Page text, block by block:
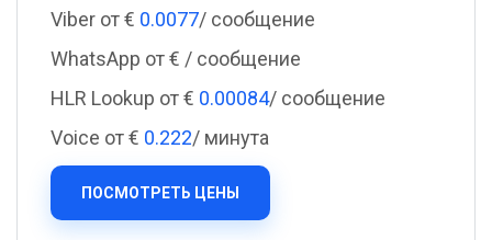
Viber от € 0.0077/ сообщение
WhatsApp от € / сообщение
HLR Lookup от € 0.00084/ сообщение
Voice от € 0.222/ минута
ПОСМОТРЕТЬ ЦЕНЫ